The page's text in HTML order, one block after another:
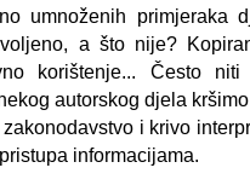
umnoženih primjeraka
a što nije?
korištenje... Često
autorskog djela
i krivo
informacijama.